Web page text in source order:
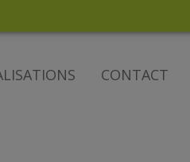
CONTACT